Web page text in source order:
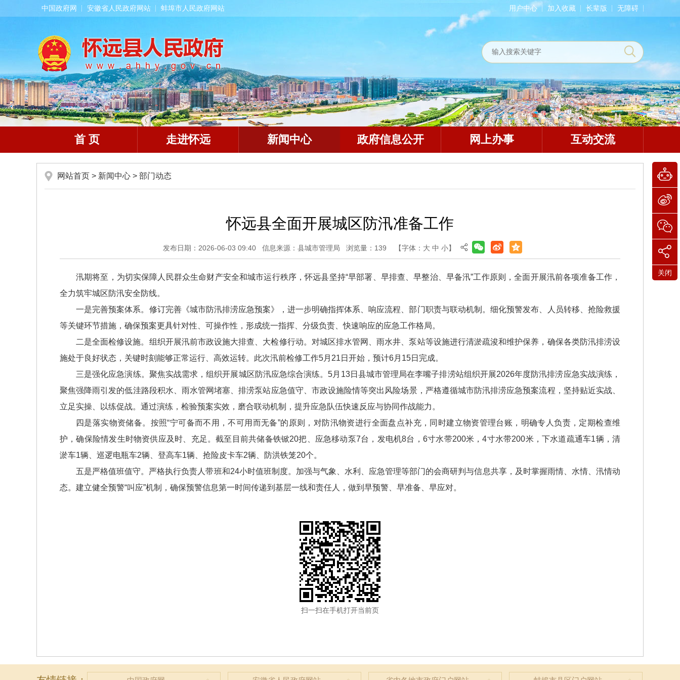
中国政府网 安徽省人民政府网站 蚌埠市人民政府网站 用户中心 加入收藏 长辈版 无障碍
首 页 走进怀远 新闻中心 政府信息公开 网上办事 互动交流
网站首页 > 新闻中心 > 部门动态
怀远县全面开展城区防汛准备工作
发布日期：2026-06-03 09:40 信息来源：县城市管理局 浏览量： 139 【字体： 大 中 小】
汛期将至，为切实保障人民群众生命财产安全和城市运行秩序，怀远县坚持“早部署、早排查、早整治、早备汛”工作原则，全面开展汛前各项准备工作，
全力筑牢城区防汛安全防线。
一是完善预案体系。修订完善《城市防汛排涝应急预案》，进一步明确指挥体系、响应流程、部门职责与联动机制。细化预警发布、人员转移、抢险救援
等关键环节措施，确保预案更具针对性、可操作性，形成统一指挥、分级负责、快速响应的应急工作格局。
二是全面检修设施。组织开展汛前市政设施大排查、大检修行动。对城区排水管网、雨水井、泵站等设施进行清淤疏浚和维护保养，确保各类防汛排涝设
施处于良好状态，关键时刻能够正常运行、高效运转。此次汛前检修工作5月21日开始，预计6月15日完成。
三是强化应急演练。聚焦实战需求，组织开展城区防汛应急综合演练。5月13日县城市管理局在李嘴子排涝站组织开展2026年度防汛排涝应急实战演练，
聚焦强降雨引发的低洼路段积水、雨水管网堵塞、排涝泵站应急值守、市政设施险情等突出风险场景，严格遵循城市防汛排涝应急预案流程，坚持贴近实战、
立足实操、以练促战。通过演练，检验预案实效，磨合联动机制，提升应急队伍快速反应与协同作战能力。
四是落实物资储备。按照“宁可备而不用，不可用而无备”的原则，对防汛物资进行全面盘点补充，同时建立物资管理台账，明确专人负责，定期检查维
护，确保险情发生时物资供应及时、充足。截至目前共储备铁锨20把、应急移动泵7台，发电机8台，6寸水带200米，4寸水带200米，下水道疏通车1辆，清
淤车1辆、巡逻电瓶车2辆、登高车1辆、抢险皮卡车2辆、防洪铁笼20个。
五是严格值班值守。严格执行负责人带班和24小时值班制度。加强与气象、水利、应急管理等部门的会商研判与信息共享，及时掌握雨情、水情、汛情动
态。建立健全预警“叫应”机制，确保预警信息第一时间传递到基层一线和责任人，做到早预警、早准备、早应对。
扫一扫在手机打开当前页
关闭